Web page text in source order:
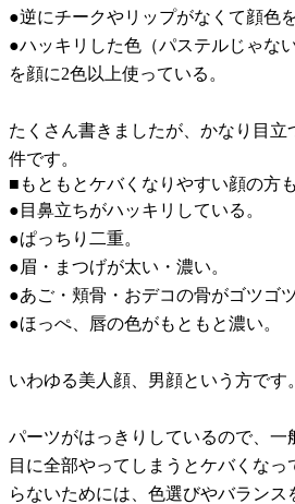
●逆にチークやリップがなくて顔色
●ハッキリした色（パステルじゃな
を顔に2色以上使っている。
たくさん書きましたが、かなり目立
件です。
■もともとケバくなりやすい顔の方
●目鼻立ちがハッキリしている。
●ぱっちり二重。
●眉・まつげが太い・濃い。
●あご・頬骨・おデコの骨がゴツゴ
●ほっぺ、唇の色がもともと濃い。
いわゆる美人顔、男顔という方です。
パーツがはっきりしているので、一
目に全部やってしまうとケバくな
らないためには、色選びやバラン